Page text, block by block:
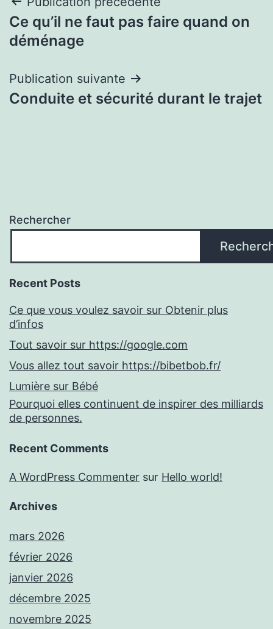
de
Ce qu’il ne faut pas faire quand on
déménage
Publication suivante
Conduite et sécurité durant le trajet
Rechercher
Recent Posts
Ce que vous voulez savoir sur Obtenir plus
d’infos
Tout savoir sur https://google.com
Vous allez tout savoir https://bibetbob.fr/
Lumière sur Bébé
Pourquoi elles continuent de inspirer des milliards
de personnes.
Recent Comments
A WordPress Commenter sur Hello world!
Archives
mars 2026
février 2026
janvier 2026
décembre 2025
novembre 2025